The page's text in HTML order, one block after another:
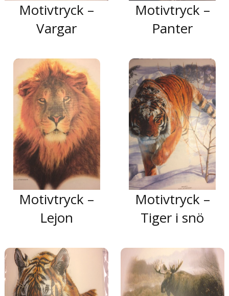
Motivtryck –
Vargar
Motivtryck –
Panter
Motivtryck –
Lejon
Motivtryck –
Tiger i snö